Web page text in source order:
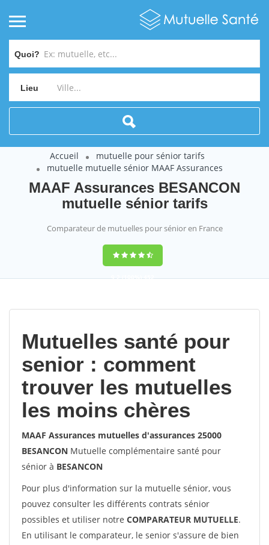
Quoi?
Lieu
Accueil
mutuelle pour sénior tarifs
mutuelle mutuelle sénior MAAF Assurances
MAAF Assurances BESANCON
mutuelle sénior tarifs
Comparateur de mutuelles pour sénior en France
9,2(100%)452
Mutuelles santé pour
senior : comment
trouver les mutuelles
les moins chères
MAAF Assurances mutuelles d'assurances 25000
BESANCON Mutuelle complémentaire santé pour
sénior à BESANCON
Pour plus d'information sur la mutuelle sénior, vous
pouvez consulter les différents contrats sénior
possibles et utiliser notre COMPARATEUR MUTUELLE.
En utilisant le comparateur, le senior s'assure de bien